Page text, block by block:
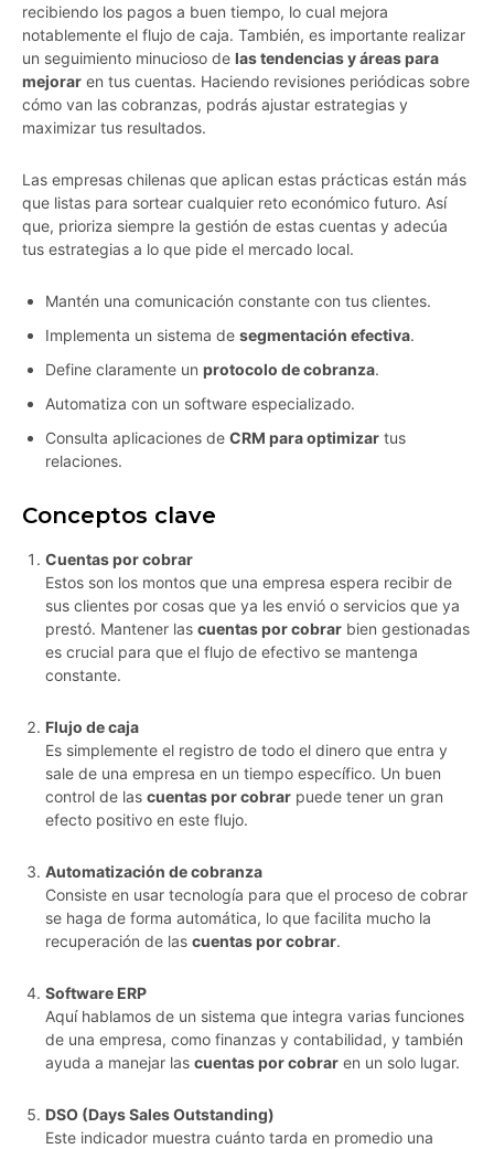
recibiendo los pagos a buen tiempo, lo cual mejora
notablemente el flujo de caja. También, es importante realizar
un seguimiento minucioso de las tendencias y áreas para
mejorar en tus cuentas. Haciendo revisiones periódicas sobre
cómo van las cobranzas, podrás ajustar estrategias y
maximizar tus resultados.
Las empresas chilenas que aplican estas prácticas están más
que listas para sortear cualquier reto económico futuro. Así
que, prioriza siempre la gestión de estas cuentas y adecúa
tus estrategias a lo que pide el mercado local.
Mantén una comunicación constante con tus clientes.
Implementa un sistema de segmentación efectiva.
Define claramente un protocolo de cobranza.
Automatiza con un software especializado.
Consulta aplicaciones de CRM para optimizar tus
relaciones.
Conceptos clave
Cuentas por cobrar
Estos son los montos que una empresa espera recibir de
sus clientes por cosas que ya les envió o servicios que ya
prestó. Mantener las cuentas por cobrar bien gestionadas
es crucial para que el flujo de efectivo se mantenga
constante.
Flujo de caja
Es simplemente el registro de todo el dinero que entra y
sale de una empresa en un tiempo específico. Un buen
control de las cuentas por cobrar puede tener un gran
efecto positivo en este flujo.
Automatización de cobranza
Consiste en usar tecnología para que el proceso de cobrar
se haga de forma automática, lo que facilita mucho la
recuperación de las cuentas por cobrar.
Software ERP
Aquí hablamos de un sistema que integra varias funciones
de una empresa, como finanzas y contabilidad, y también
ayuda a manejar las cuentas por cobrar en un solo lugar.
DSO (Days Sales Outstanding)
Este indicador muestra cuánto tarda en promedio una